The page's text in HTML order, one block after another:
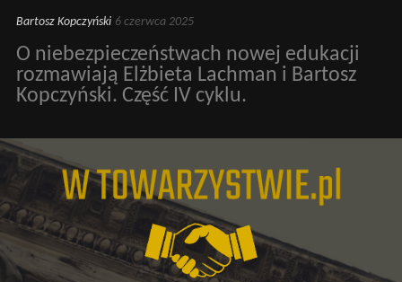
Bartosz Kopczyński 6 czerwca 2025
O niebezpieczeństwach nowej edukacji
rozmawiają Elżbieta Lachman i Bartosz
Kopczyński. Część IV cyklu.